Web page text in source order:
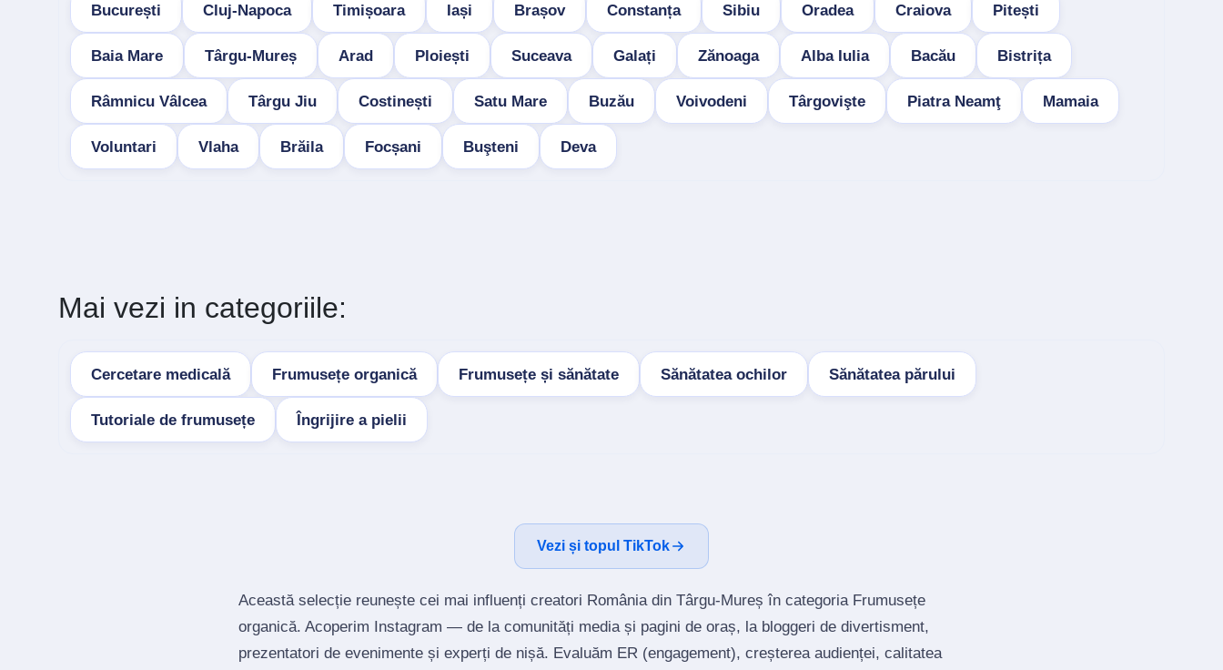
București Cluj-Napoca Timișoara Iași Brașov Constanța Sibiu Oradea Craiova Pitești
Baia Mare Târgu-Mureș Arad Ploiești Suceava Galați Zănoaga Alba Iulia Bacău Bistrița
Râmnicu Vâlcea Târgu Jiu Costinești Satu Mare Buzău Voivodeni Târgovişte Piatra Neamţ Mamaia
Voluntari Vlaha Brăila Focșani Buşteni Deva
Mai vezi in categoriile:
Cercetare medicală Frumusețe organică Frumusețe și sănătate Sănătatea ochilor Sănătatea părului
Tutoriale de frumusețe Îngrijire a pielii
Vezi și topul TikTok
Această selecție reunește cei mai influenți creatori România din Târgu-Mureș în categoria Frumusețe
organică. Acoperim Instagram — de la comunități media și pagini de oraș, la bloggeri de divertisment,
prezentatori de evenimente și experți de nișă. Evaluăm ER (engagement), creșterea audienței, calitatea